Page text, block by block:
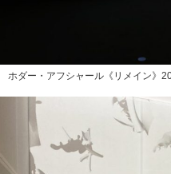
ホダー・アフシャール《リメイン》